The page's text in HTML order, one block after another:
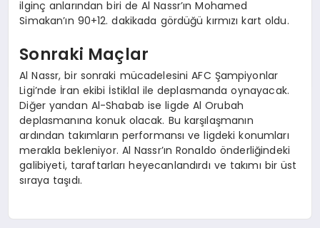
ilginç anlarından biri de Al Nassr’ın Mohamed
Simakan’ın 90+12. dakikada gördüğü kırmızı kart oldu.
Sonraki Maçlar
Al Nassr, bir sonraki mücadelesini AFC Şampiyonlar
Ligi’nde İran ekibi İstiklal ile deplasmanda oynayacak.
Diğer yandan Al-Shabab ise ligde Al Orubah
deplasmanına konuk olacak. Bu karşılaşmanın
ardından takımların performansı ve ligdeki konumları
merakla bekleniyor. Al Nassr’ın Ronaldo önderliğindeki
galibiyeti, taraftarları heyecanlandırdı ve takımı bir üst
sıraya taşıdı.